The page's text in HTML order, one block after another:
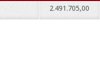
2.491.705,00